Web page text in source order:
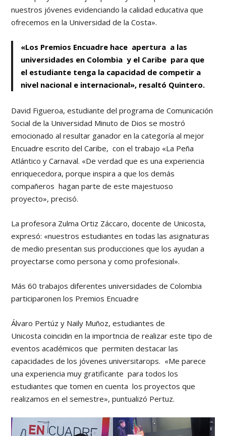
nuestros jóvenes evidenciando la calidad educativa que
ofrecemos en la Universidad de la Costa».
«Los Premios Encuadre hace apertura a las
universidades en Colombia y el Caribe para que
el estudiante tenga la capacidad de competir a
nivel nacional e internacional», resaltó Quintero.
David Figueroa, estudiante del programa de Comunicación
Social de la Universidad Minuto de Dios se mostró
emocionado al resultar ganador en la categoría al mejor
Encuadre escrito del Caribe, con el trabajo «La Peña
Atlántico y Carnaval. «De verdad que es una experiencia
enriquecedora, porque inspira a que los demás
compañeros hagan parte de este majestuoso
proyecto», precisó.
La profesora Zulma Ortiz Záccaro, docente de Unicosta,
expresó: «nuestros estudiantes en todas las asignaturas
de medio presentan sus producciones que los ayudan a
proyectarse como persona y como profesional».
Más 60 trabajos diferentes universidades de Colombia
participaronen los Premios Encuadre
Álvaro Pertúz y Naily Muñoz, estudiantes de
Unicosta coincidin en la importncia de realizar este tipo de
eventos académicos que permiten destacar las
capacidades de los jóvenes universitarops. «Me parece
una experiencia muy gratificante para todos los
estudiantes que tomen en cuenta los proyectos que
realizamos en el semestre», puntualizó Pertuz.